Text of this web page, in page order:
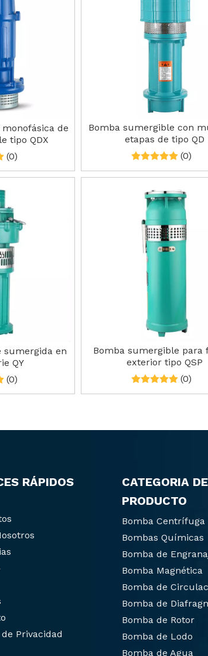
de
tipo QDX
(0)
Bomba sumergible con
etapas de tipo QD
(0)
sumergida en
QY
(0)
Bomba sumergible para
exterior tipo QSP
(0)
RÁPIDOS
Privacidad
CATEGORIA DE
PRODUCTO
Bomba Centrífuga
Bombas Químicas
Bomba de
Bomba Magnética
Bomba de
Bomba de
Bomba de Rotor
Bomba de Lodo
Bomba de Agua